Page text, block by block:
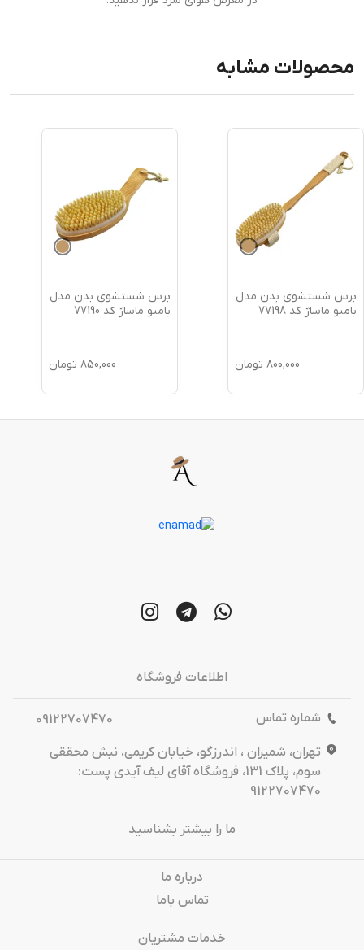
محصولات مشابه
برس شستشوی بدن مدل
بامبو ماساژ کد 77198
800,000 تومان
برس شستشوی بدن مدل
بامبو ماساژ کد 77190
850,000 تومان
اطلاعات فروشگاه
شماره تماس
09122707470
تهران، شمیران ، اندرزگو، خیابان کریمی، نبش محققی
سوم، پلاک 131، فروشگاه آقای لیف آیدی پست:
9122707470
ما را بیشتر بشناسید
درباره‌ ما
تماس باما
خدمات مشتریان